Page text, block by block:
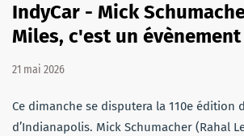
IndyCar - Mick
Miles, c'est un
21 mai 2026
Ce dimanche se disputera la 110e édition
d’Indianapolis. Mick Schumacher (Rahal